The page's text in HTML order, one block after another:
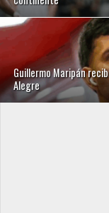
Guillermo Maripán
Alegre